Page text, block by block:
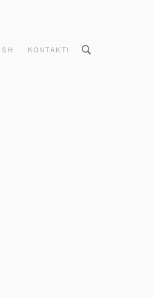
KONTAKTI